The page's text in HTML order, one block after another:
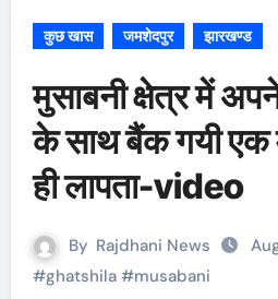
कुछ खास जमशेदपुर झारखण्ड
मुसाबनी क्षेत्र में
के साथ बैंक गयी एक
ही लापता-video
By Rajdhani News
#ghatshila#musabani